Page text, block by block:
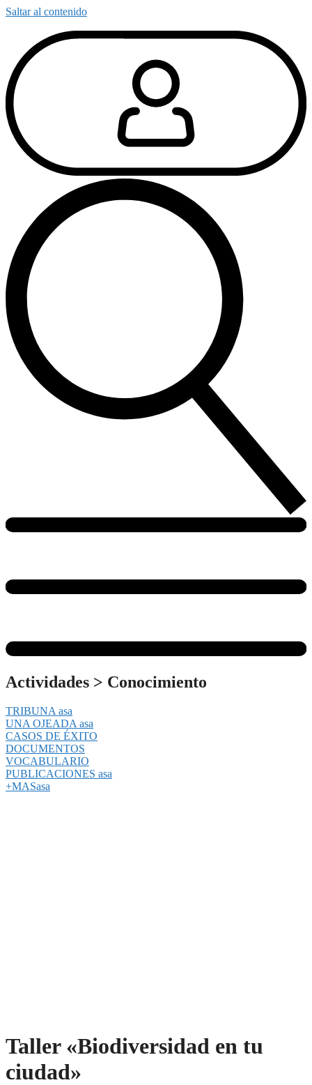
Saltar al contenido
Actividades > Conocimiento
TRIBUNA asa
UNA OJEADA asa
CASOS DE ÉXITO
DOCUMENTOS
VOCABULARIO
PUBLICACIONES asa
+MASasa
Taller «Biodiversidad en tu
ciudad»